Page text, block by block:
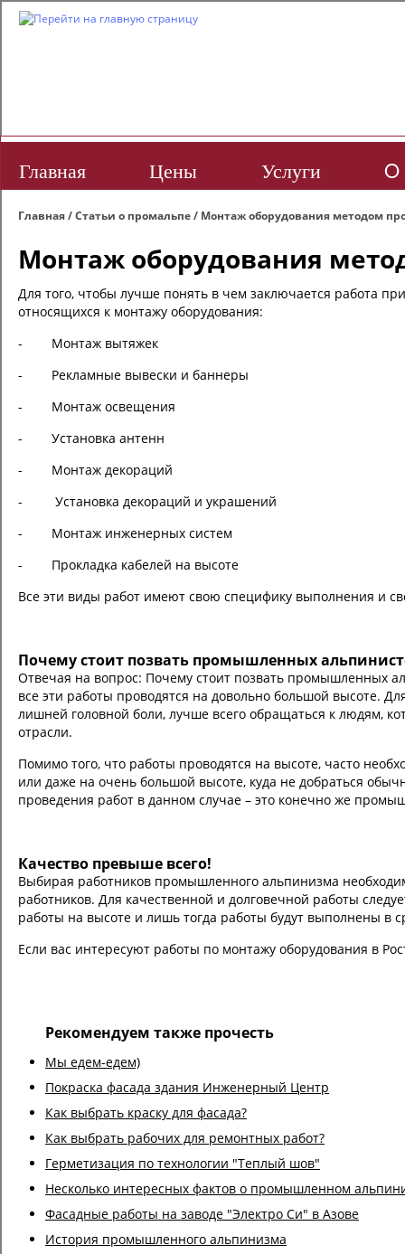
Главная Цены Услуги O
Главная/Статьи о промальпе/ Монтаж оборудования методом
Монтаж оборудования
Для того, чтобы лучше понять в чем заключается работа
относящихся к монтажу оборудования:
- Монтаж вытяжек
- Рекламные вывески и баннеры
- Монтаж освещения
- Установка антенн
- Монтаж декораций
- Установка декораций и украшений
- Монтаж инженерных систем
- Прокладка кабелей на высоте
Все эти виды работ имеют свою специфику выполнения и
Почему стоит позвать промышленных
Отвечая на вопрос: Почему стоит позвать промышленных
все эти работы проводятся на довольно большой высоте.
лишней головной боли, лучше всего обращаться к людям,
отрасли.
Помимо того, что работы проводятся на высоте, часто
или даже на очень большой высоте, куда не добраться
проведения работ в данном случае – это конечно же
Качество превыше всего!
Выбирая работников промышленного альпинизма
работников. Для качественной и долговечной работы
работы на высоте и лишь тогда работы будут выполнены в
Если вас интересуют работы по монтажу оборудования в
Рекомендуем также прочесть
Мы едем-едем)
Покраска фасада здания Инженерный Центр
Как выбрать краску для фасада?
Как выбрать рабочих для ремонтных работ?
Герметизация по технологии "Теплый шов"
Несколько интересных фактов о промышленном
Фасадные работы на заводе "Электро Си" в Азове
История промышленного альпинизма